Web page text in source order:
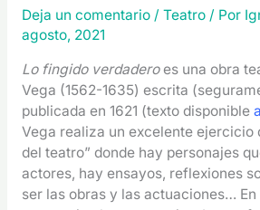
Deja un comentario / Teatro/ Por
agosto, 2021
Lo fingido verdaderoes una obra
Vega (1562-1635) escrita
publicada en 1621 (texto disponible
Vega realiza un excelente ejercicio
del teatro” donde hay personajes
actores, hay ensayos, reflexiones
ser las obras y las actuaciones…